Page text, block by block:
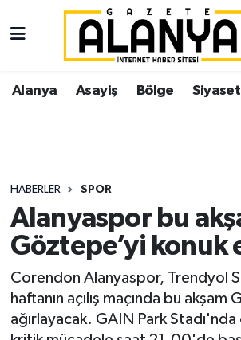
Alanya Asayiş Bölge Siyaset
HABERLER SPOR
Alanyaspor bu
Göztepe’yi konuk
Corendon Alanyaspor, Trendyol
haftanın açılış maçında bu
ağırlayacak. GAIN Park
Alanya
Asayiş
Siyaset
Spor
Turizm
Ekonomi
İstanbul Nöbetçi Eczaneler
İstanbul Hava Durumu
Süper Lig Puan Durumu ve
Tüm Manşetler
Son Dakika Haberleri
Haber Arşivi